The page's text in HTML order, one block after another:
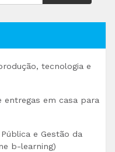
tecnologia e
entregas em casa para
e Gestão da
b-learning)